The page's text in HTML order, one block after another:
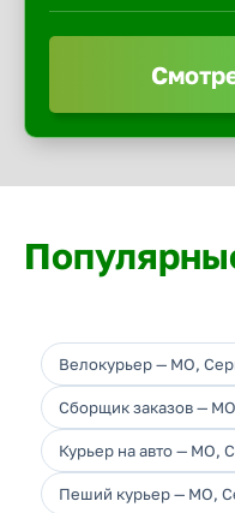
Велокурьер — МО,
Сборщик заказов —
Курьер на авто — МО,
Пеший курьер — МО,